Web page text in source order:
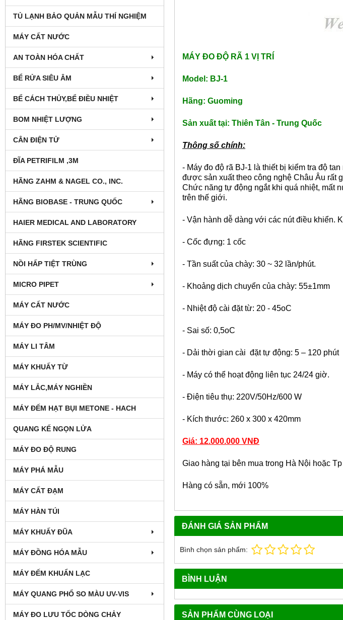
TỦ LẠNH BẢO QUẢN MẪU THÍ NGHIỆM
MÁY CẤT NƯỚC
AN TOÀN HÓA CHẤT
BỂ RỬA SIÊU ÂM
BỂ CÁCH THỦY,BỂ ĐIỀU NHIỆT
BOM NHIỆT LƯỢNG
CÂN ĐIỆN TỬ
ĐĨA PETRIFILM ,3M
HÃNG ZAHM & NAGEL CO., INC.
HÃNG BIOBASE - TRUNG QUỐC
HAIER MEDICAL AND LABORATORY
HÃNG FIRSTEK SCIENTIFIC
NỒI HẤP TIỆT TRÙNG
MICRO PIPET
MÁY CẤT NƯỚC
MÁY ĐO PH/MV/NHIỆT ĐỘ
MÁY LI TÂM
MÁY KHUẤY TỪ
MÁY LẮC,MÁY NGHIỀN
MÁY ĐẾM HẠT BỤI METONE - HACH
QUANG KẾ NGỌN LỬA
MÁY ĐO ĐỘ RUNG
MÁY PHÁ MẪU
MÁY CẤT ĐẠM
MÁY HÀN TÚI
MÁY KHUẤY ĐŨA
MÁY ĐỒNG HÓA MẪU
MÁY ĐẾM KHUẨN LẠC
MÁY QUANG PHỔ SO MÀU UV-VIS
MÁY ĐO LƯU TỐC DÒNG CHẢY
MÁY ĐO ĐỘ RÃ 1 VỊ TRÍ
Model: BJ-1
Hãng: Guoming
Sản xuất tại: Thiên Tân - Trung Quốc
Thông số chính:
- Máy đo độ rã BJ-1 là thiết bị kiểm tra độ
được sản xuất theo công nghệ Châu Âu rất
Chức năng tự động ngắt khi quá nhiệt, mất
trên thế giới.
- Vận hành dễ dàng với các nút điều khiển.
- Cốc đựng: 1 cốc
- Tần suất của chày: 30 ~ 32 lần/phút.
- Khoảng dịch chuyển của chày: 55±1mm
- Nhiệt độ cài đặt từ: 20 - 45oC
- Sai số: 0,5oC
- Dải thời gian cài đặt tự động: 5 – 120 phút
- Máy có thể hoạt động liên tục 24/24 giờ.
- Điện tiêu thụ: 220V/50Hz/600 W
- Kích thước: 260 x 300 x 420mm
Giá: 12.000.000 VNĐ
Giao hàng tại bên mua trong Hà Nội hoặc
Hàng có sẵn, mới 100%
ĐÁNH GIÁ SẢN PHẨM
Bình chọn sản phẩm:
BÌNH LUẬN
SẢN PHẨM CÙNG LOẠI